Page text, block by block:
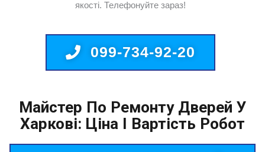
якості. Телефонуйте зараз!
099-734-92-20
Майстер По Ремонту Дверей У
Харкові: Ціна І Вартість Робот